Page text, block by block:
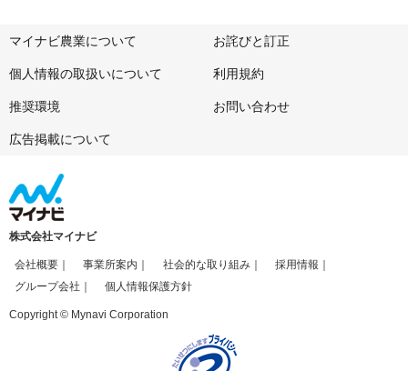
マイナビ農業について お詫びと訂正
個人情報の取扱いについて 利用規約
推奨環境 お問い合わせ
広告掲載について
株式会社マイナビ
会社概要 事業所案内 社会的な取り組み
採用情報
グループ会社
個人情報保護方針
Copyright © Mynavi Corporation